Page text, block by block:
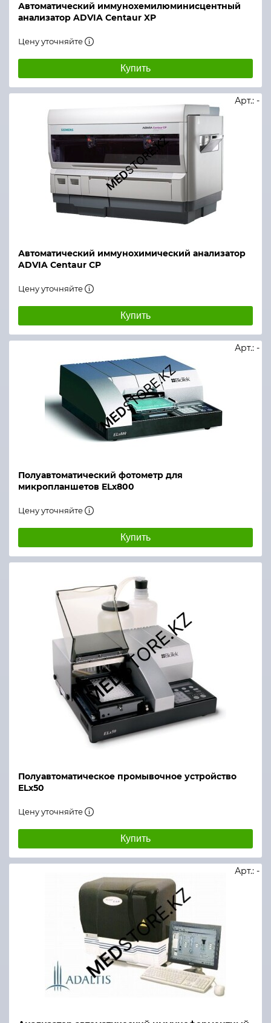
Автоматический иммунохемилюминисцентный
анализатор ADVIA Centaur XP
Цену уточняйте
Купить
Автоматический иммунохимический анализатор
ADVIA Centaur CP
Арт.: -
Цену уточняйте
Купить
Полуавтоматический фотометр для
микропланшетов ELx800
Арт.: -
Цену уточняйте
Купить
Полуавтоматическое промывочное устройство
ELx50
Цену уточняйте
Купить
Арт.: -